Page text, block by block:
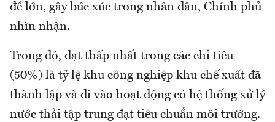
đề lớn, gây bức xúc trong nhân dân, Chính phủ
nhìn nhận.
Trong đó, đạt thấp nhất trong các chỉ tiêu
(50%) là tỷ lệ khu công nghiệp khu chế xuất đã
thành lập và đi vào hoạt động có hệ thống xử lý
nước thải tập trung đạt tiêu chuẩn môi trường.